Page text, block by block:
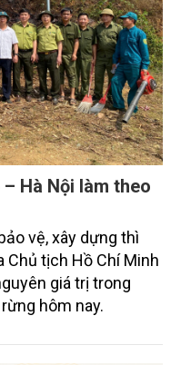
Hà Nội làm theo
vệ, xây dựng thì
Chủ tịch Hồ Chí Minh
giá trị trong
hôm nay.